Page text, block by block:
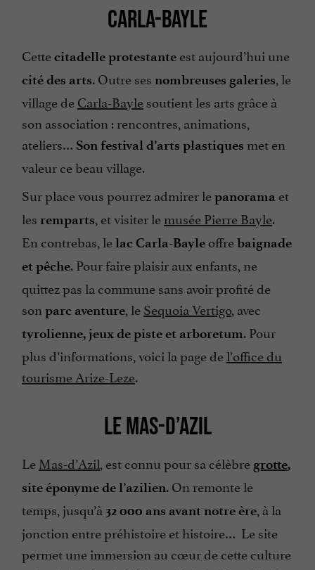
CARLA-BAYLE
Cettecitadelle protestante est aujourd’hui une
cité des arts. Outre ses nombreuses galeries, le
village deCarla-Baylesoutient les arts grâce à
son association : rencontres, animations,
ateliers… Son festival d’arts plastiques met en
valeur ce beau village.
Sur place vous pourrez admirer lepanorama et
les remparts, et visiter lemusée Pierre Bayle.
En contrebas, lelac Carla-Bayle offrebaignade
et pêche. Pour faire plaisir aux enfants, ne
quittez pas la commune sans avoir profité de
son parc aventure, leSequoia Vertigo, avec
tyrolienne, jeux de piste et arboretum. Pour
plus d’informations, voici la page del’office du
tourisme Arize-Leze.
LE MAS-D’AZIL
LeMas-d’Azil, est connu pour sa célèbre grotte,
site éponyme de l’azilien. On remonte le
temps, jusqu’à 32 000 ans avant notre ère, à la
jonction entre préhistoire et histoire… Le site
permet une immersion au cœur de cette culture